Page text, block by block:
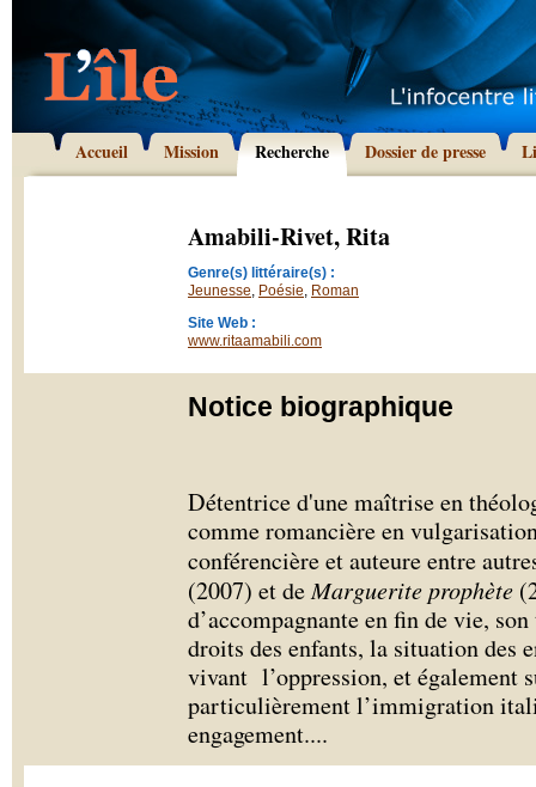
Accueil Mission Recherche Dossier de presse
Amabili-Rivet, Rita
Genre(s) littéraire(s) :
Jeunesse, Poésie, Roman
Site Web :
www.ritaamabili.com
Notice biographique
Détentrice d'une maîtrise en
comme romancière en
conférencière et auteure entre
(2007) et deMarguerite prophète
d’accompagnante en fin de vie,
droits des enfants, la situation des
vivant l’oppression, et également
particulièrement l’immigration
engagement....